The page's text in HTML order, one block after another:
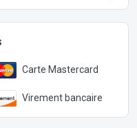
Carte Mastercard
Virement bancaire